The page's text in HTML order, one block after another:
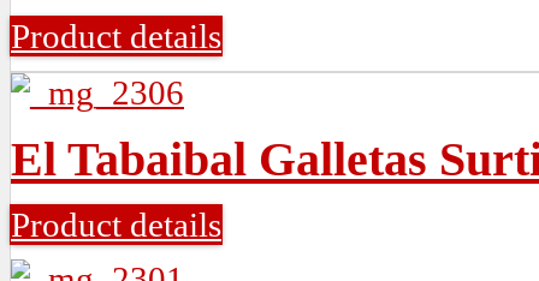
Product details
El Tabaibal Galletas
Product details